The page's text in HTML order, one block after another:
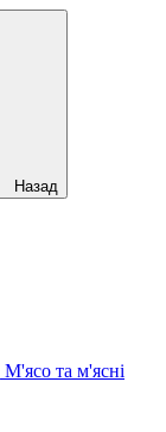
Назад
М'ясо та м'ясні